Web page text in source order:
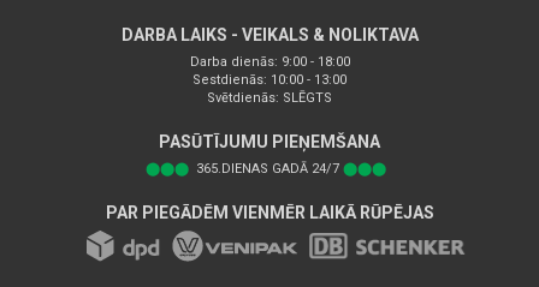
DARBA LAIKS - VEIKALS & NOLIKTAVA
Darba dienās: 9:00 - 18:00
Sestdienās: 10:00 - 13:00
Svētdienās: SLĒGTS
PASŪTĪJUMU PIEŅEMŠANA
⬤⬤⬤ 365.DIENAS GADĀ 24/7 ⬤⬤⬤
PAR PIEGĀDĒM VIENMĒR LAIKĀ RŪPĒJAS